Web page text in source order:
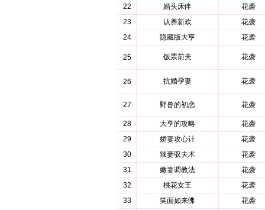
22
婚头床伴
花袭
23
认养新欢
花袭
24
隐藏版大亨 花袭
25 饭票前夫 花袭
26 抗婚孕妻 花袭
27 野兽的初恋 花袭
28 大亨的攻略
花袭
29
娇妻攻心计
花袭
30
辣妻驭夫术
花袭
31
嫩妻调教法
花袭
32
桃花女王
花袭
33
笑面如来佛
花袭